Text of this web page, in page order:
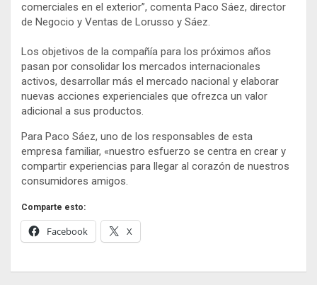
comerciales en el exterior”, comenta Paco Sáez, director
de Negocio y Ventas de Lorusso y Sáez.
Los objetivos de la compañía para los próximos años
pasan por consolidar los mercados internacionales
activos, desarrollar más el mercado nacional y elaborar
nuevas acciones experienciales que ofrezca un valor
adicional a sus productos.
Para Paco Sáez, uno de los responsables de esta
empresa familiar, «nuestro esfuerzo se centra en crear y
compartir experiencias para llegar al corazón de nuestros
consumidores amigos.
Comparte esto:
Facebook X